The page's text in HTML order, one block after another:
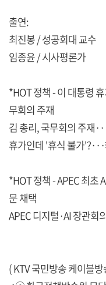
출연:
최진봉 / 성공회대 교수
임종윤 / 시사평론가
*HOT 정책 - 이 대통령
무회의 주재
김 총리, 국무회의 주재
휴가인데 '휴식 불가
*HOT 정책 - APEC 최초
문 채택
APEC 디지털·AI 장관회
( KTV 국민방송 케이블